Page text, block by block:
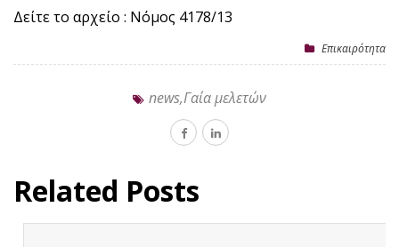
Δείτε το αρχείο : Νόμος 4178/13
Επικαιρότητα
news,Γαία μελετών
Related Posts